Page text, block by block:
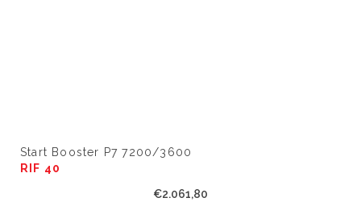
Start Booster P7 7200/3600
RIF 40
€2.061,80